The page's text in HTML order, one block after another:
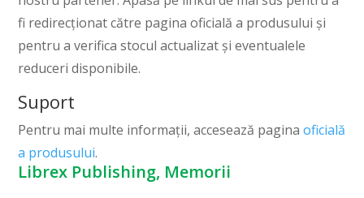
fi redirecționat către pagina oficială a produsului și
pentru a verifica stocul actualizat și eventualele
reduceri disponibile.
Suport
Pentru mai multe informații, accesează paginaoficială
a produsului.
Librex Publishing, Memorii